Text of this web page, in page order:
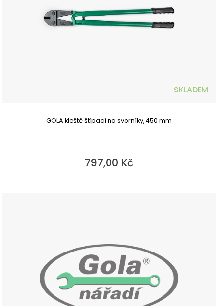
SKLADEM
GOLA kleště štípací na svorníky, 450 mm
797,00 Kč